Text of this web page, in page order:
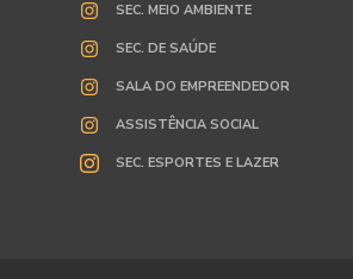
SEC. MEIO AMBIENTE
SEC. DE SAÚDE
SALA DO EMPREENDEDOR
ASSISTÊNCIA SOCIAL
SEC. ESPORTES E LAZER